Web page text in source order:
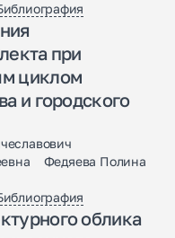
при
циклом
и городского
Федяева Полина
облика